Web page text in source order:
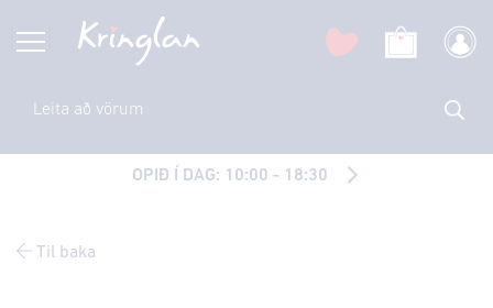
OPIÐ Í DAG: 10:00 - 18:30
Til baka